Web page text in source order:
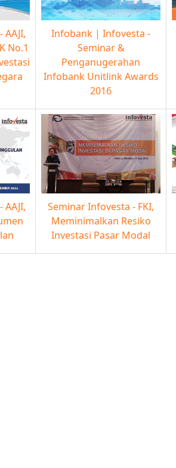
No.1
Infobank | Infovesta -
Seminar &
Penganugerahan
Infobank Unitlink Awards
2016
Seminar Infovesta - FKI,
Meminimalkan Resiko
Investasi Pasar Modal